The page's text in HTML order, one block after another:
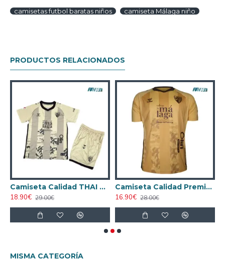
camisetas futbol baratas niños camiseta Málaga niño
PRODUCTOS RELACIONADOS
Camiseta Calidad THAI Málaga Third 2024/25 Niño
18.90€ 29.00€
Camiseta Calidad Premium Málaga Third 2024/25
16.90€ 28.00€
MISMA CATEGORÍA